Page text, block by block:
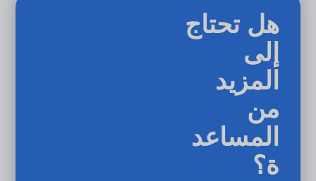
هل تحتاج
إلى
المزيد
من
المساعد
ة؟